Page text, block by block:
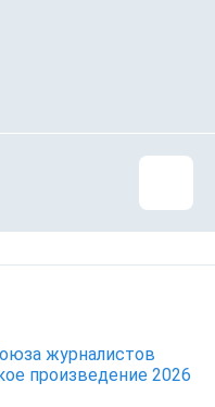
журналистов
произведение 2026